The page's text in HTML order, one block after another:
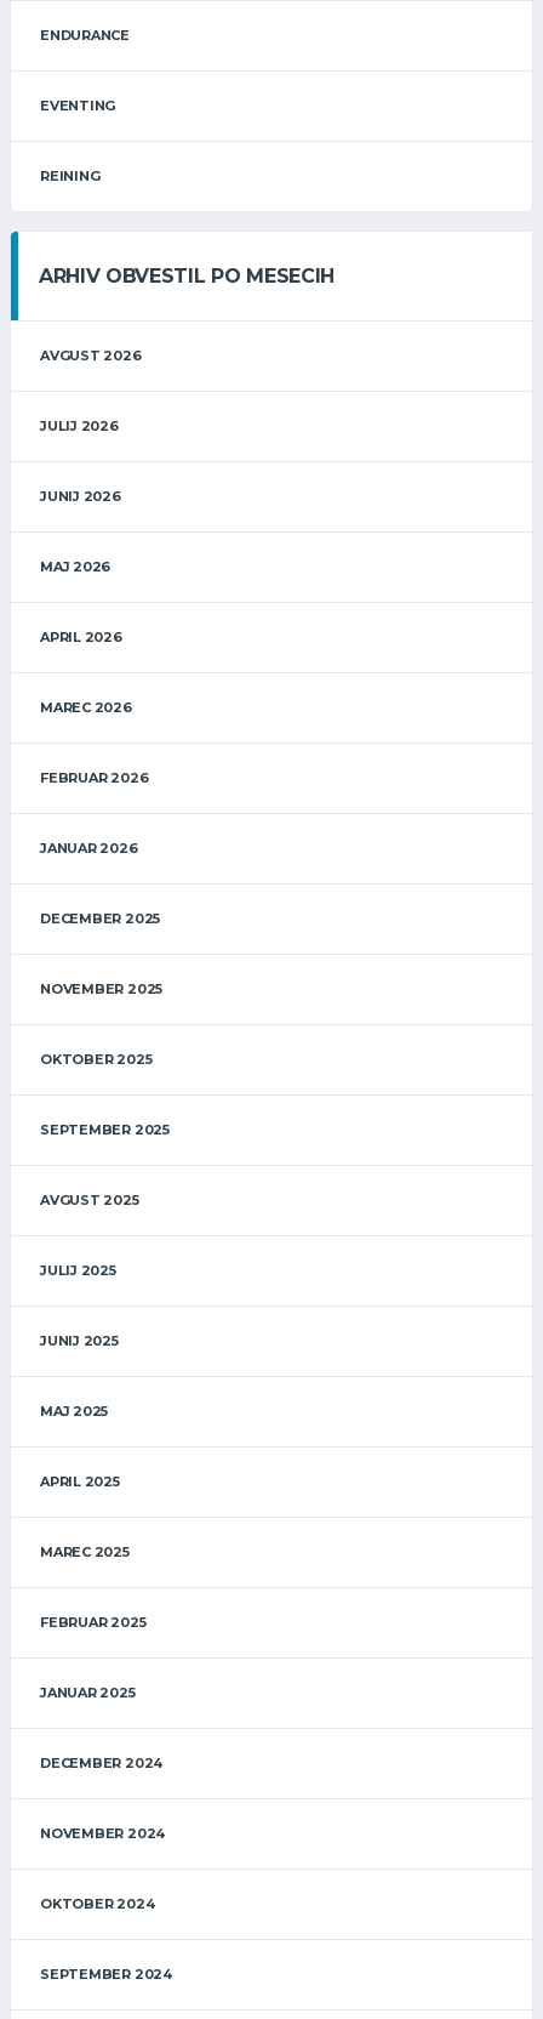
ENDURANCE
EVENTING
REINING
ARHIV OBVESTIL PO MESECIH
AVGUST 2026
JULIJ 2026
JUNIJ 2026
MAJ 2026
APRIL 2026
MAREC 2026
FEBRUAR 2026
JANUAR 2026
DECEMBER 2025
NOVEMBER 2025
OKTOBER 2025
SEPTEMBER 2025
AVGUST 2025
JULIJ 2025
JUNIJ 2025
MAJ 2025
APRIL 2025
MAREC 2025
FEBRUAR 2025
JANUAR 2025
DECEMBER 2024
NOVEMBER 2024
OKTOBER 2024
SEPTEMBER 2024